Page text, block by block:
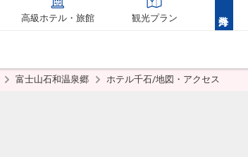
高級ホテル・旅館 観光プラン
富士山石和温泉郷 ホテル千石/地図・アクセス